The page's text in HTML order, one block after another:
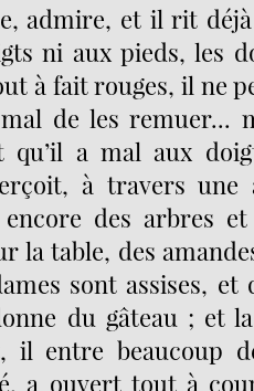
admire, et il rit
ni aux pieds, les
à fait rouges, il ne
de les remuer...
qu’il a mal aux
à travers
des arbres
la table, des
sont assises, et
du gâteau ; et
il entre beaucoup
a ouvert tout à